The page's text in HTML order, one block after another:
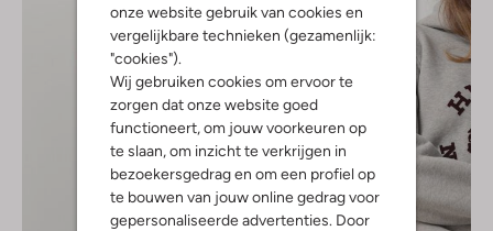
onze website gebruik van cookies en
vergelijkbare technieken (gezamenlijk:
"cookies").
Wij gebruiken cookies om ervoor te
zorgen dat onze website goed
functioneert, om jouw voorkeuren op
te slaan, om inzicht te verkrijgen in
bezoekersgedrag en om een profiel op
te bouwen van jouw online gedrag voor
gepersonaliseerde advertenties. Door